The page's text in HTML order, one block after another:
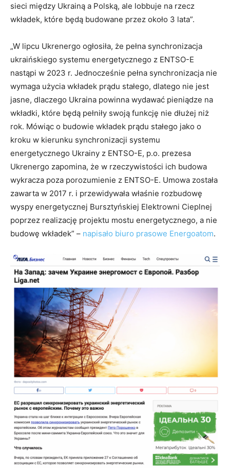
sieci między Ukrainą a Polską, ale lobbuje na rzecz
wkładek, które będą budowane przez około 3 lata”.
„W lipcu Ukrenergo ogłosiła, że pełna synchronizacja
ukraińskiego systemu energetycznego z ENTSO-E
nastąpi w 2023 r. Jednocześnie pełna synchronizacja nie
wymaga użycia wkładek prądu stałego, dlatego nie jest
jasne, dlaczego Ukraina powinna wydawać pieniądze na
wkładki, które będą pełniły swoją funkcję nie dłużej niż
rok. Mówiąc o budowie wkładek prądu stałego jako o
kroku w kierunku synchronizacji systemu
energetycznego Ukrainy z ENTSO-E, p.o. prezesa
Ukrenergo zapomina, że w rzeczywistości ich budowa
wykracza poza porozumienie z ENTSO-E. Umowa została
zawarta w 2017 r. i przewidywała właśnie rozbudowę
wyspy energetycznej Bursztyńskiej Elektrowni Cieplnej
poprzez realizację projektu mostu energetycznego, a nie
budowę wkładek” – napisało biuro prasowe Energoatom.